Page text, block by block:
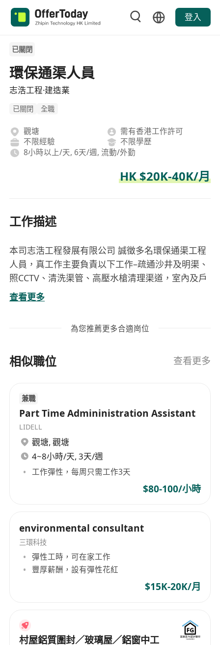
登入
已關閉
環保通渠人員
志浩工程·建造業
已關閉 全職
觀塘
需有香港工作許可
不限經驗
不限學歷
8小時以上/天, 6天/週, 流動/外勤
HK $20K-40K/月
工作描述
本司志浩工程發展有限公司 誠徵多名環保通渠工程
人員，真工作主要負責以下工作–疏通沙井及明渠、
照CCTV、清洗渠管、高壓水槍清理渠道，室內及戶
外工作，無雖工作經驗，不限年齡，有上進心，準
時上班，發揮團體合作精神.有禮貌能與客人正常溝
下午6:00時. 1星期6天工作，星期日休假，安定，穩
高可達$28000，也可日薪$700起至$1200日，（看
薪金+加班+特急獎金，月入可達$25000-$45000）
查看更多
為您推薦更多合適崗位
相似職位 查看更多
兼職
Part Time Admininistration Assistant
LIDELL
觀塘, 觀塘
4~8小時/天, 3天/週
工作彈性，每周只需工作3天
$80-100/小時
environmental consultant
三環科技
彈性工時，可在家工作
豐厚薪酬，設有彈性花紅
$15K-20K/月
村屋鋁質圍封／玻璃屋／鋁窗中工